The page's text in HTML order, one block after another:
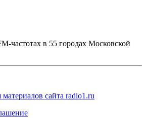
частотах в 55 городах Московской
сайта radio1.ru